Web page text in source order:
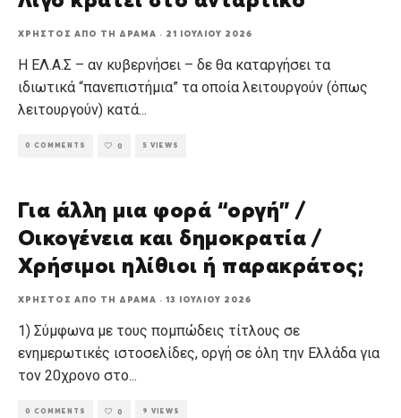
ΧΡΉΣΤΟΣ ΑΠΌ ΤΗ ΔΡΆΜΑ · 21 ΙΟΥΛΊΟΥ 2026
Η ΕΛ.Α.Σ – αν κυβερνήσει – δε θα καταργήσει τα
ιδιωτικά “πανεπιστήμια” τα οποία λειτουργούν (όπως
λειτουργούν) κατά...
0 COMMENTS 0 5 VIEWS
Για άλλη μια φορά “οργή” /
Οικογένεια και δημοκρατία /
Χρήσιμοι ηλίθιοι ή παρακράτος;
ΧΡΉΣΤΟΣ ΑΠΌ ΤΗ ΔΡΆΜΑ · 13 ΙΟΥΛΊΟΥ 2026
1) Σύμφωνα με τους πομπώδεις τίτλους σε
ενημερωτικές ιστοσελίδες, οργή σε όλη την Ελλάδα για
τον 20χρονο στο...
0 COMMENTS 0 9 VIEWS